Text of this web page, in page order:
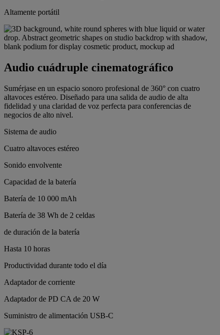
Altamente portátil
Audio cuádruple cinematográfico
Sumérjase en un espacio sonoro profesional de 360° con cuatro
altavoces estéreo. Diseñado para una salida de audio de alta
fidelidad y una claridad de voz perfecta para conferencias de
negocios de alto nivel.
Sistema de audio
Cuatro altavoces estéreo
Sonido envolvente
Capacidad de la batería
Batería de 10 000 mAh
Batería de 38 Wh de 2 celdas
de duración de la batería
Hasta 10 horas
Productividad durante todo el día
Adaptador de corriente
Adaptador de PD CA de 20 W
Suministro de alimentación USB-C